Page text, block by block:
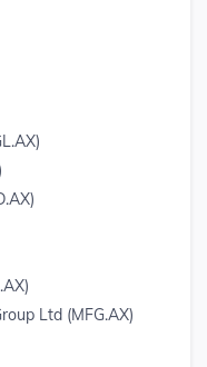
Ltd (MFG.AX)